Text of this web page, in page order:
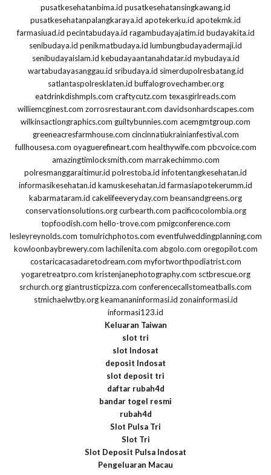
pusatkesehatanbima.id pusatkesehatansingkawang.id
pusatkesehatanpalangkaraya.id apotekerku.id apotekmk.id
farmasiuad.id pecintabudaya.id ragambudayajatim.id budayakita.id
senibudaya.id penikmatbudaya.id lumbungbudayadermaji.id
senibudayaislam.id kebudayaantanahdatar.id mybudaya.id
wartabudayasanggau.id sribudaya.id simerdupolresbatang.id
satlantaspolresklaten.id buffalogrovechamber.org
eatdrinkdishmpls.com craftycutz.com texasgirlreads.com
williemcginest.com zorrosrestaurant.com davidsonhardscapes.com
wilkinsactiongraphics.com guiltybunnies.com acemgmtgroup.com
greeneacresfarmhouse.com cincinnatiukrainianfestival.com
fullhousesa.com oyaguerefineart.com healthywife.com pbcvoice.com
amazingtimlocksmith.com marrakechimmo.com
polresmanggaraitimur.id polrestoba.id infotentangkesehatan.id
informasikesehatan.id kamuskesehatan.id farmasiapotekerumm.id
kabarmataram.id cakelifeeveryday.com beansandgreens.org
conservationsolutions.org curbearth.com pacificocolombia.org
topfoodish.com hello-trove.com pmigconference.com
lesleyreynolds.com tomulrichphotos.com eventfulweddingplanning.com
kowloonbaybrewery.com lachilenita.com abgolo.com oregopilot.com
costaricacasadaretodream.com myfortworthpodiatrist.com
yogaretreatpro.com kristenjanephotography.com sctbrescue.org
srchurch.org giantrusticpizza.com conferencecallstomeatballs.com
stmichaelwtby.org keamananinformasi.id zonainformasi.id
informasi123.id
Keluaran Taiwan
slot tri
slot Indosat
deposit Indosat
slot deposit tri
daftar rubah4d
bandar togel resmi
rubah4d
Slot Pulsa Tri
Slot Tri
Slot Deposit Pulsa Indosat
Pengeluaran Macau